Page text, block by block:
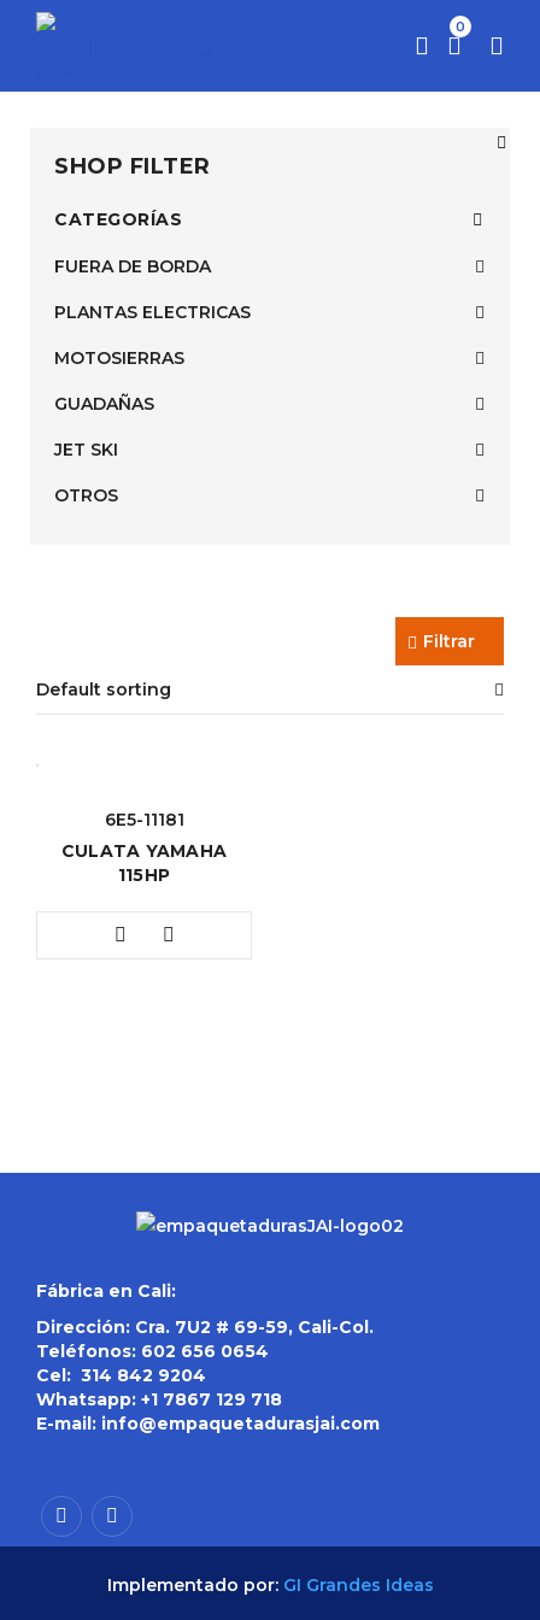
0
SHOP FILTER
CATEGORÍAS
FUERA DE BORDA
PLANTAS ELECTRICAS
MOTOSIERRAS
GUADAÑAS
JET SKI
OTROS
Filtrar
Default sorting
6E5-11181
CULATA YAMAHA
115HP
Fábrica en Cali:
Dirección: Cra. 7U2 # 69-59, Cali-Col.
Teléfonos: 602 656 0654
Cel: 314 842 9204
Whatsapp: +1 7867 129 718
E-mail: info@empaquetadurasjai.com
Implementado por: GI Grandes Ideas